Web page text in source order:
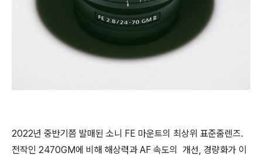
2022년 중반기쯤 발매된 소니 FE 마운트의 최상위 표준줌렌즈.
전작인 2470GM에 비해 해상력과 AF 속도의 개선, 경량화가 이